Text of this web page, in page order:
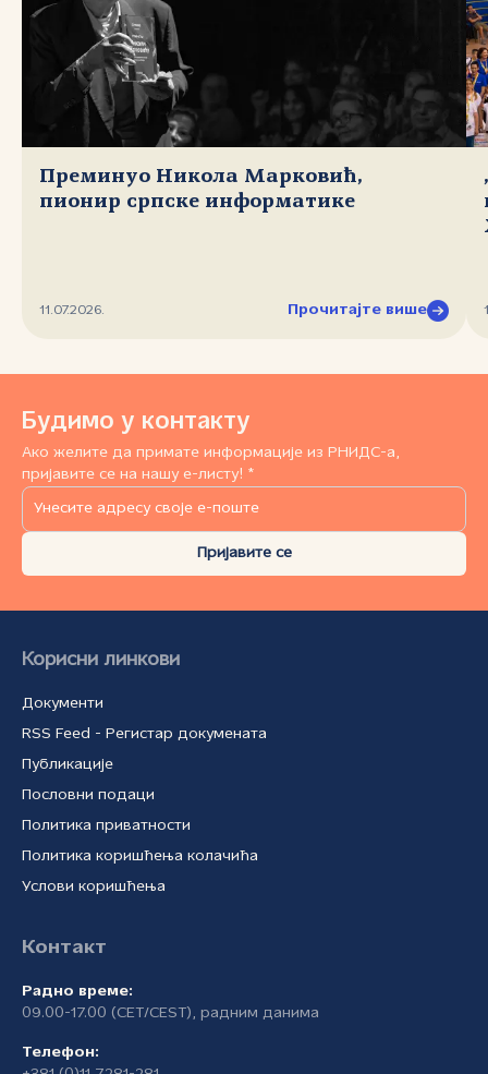
Преминуо Никола Марковић,
пионир српске информатике
11.07.2026. Прочитајте више
Будимо у контакту
Ако желите да примате информације из РНИДС-а,
пријавите се на нашу е-листу! *
Пријавите се
Корисни линкови
Документи
RSS Feed - Регистар докумената
Публикације
Пословни подаци
Политика приватности
Политика коришћења колачића
Услови коришћења
Контакт
Радно време:
09.00-17.00 (CET/CEST), радним данима
Телефон: